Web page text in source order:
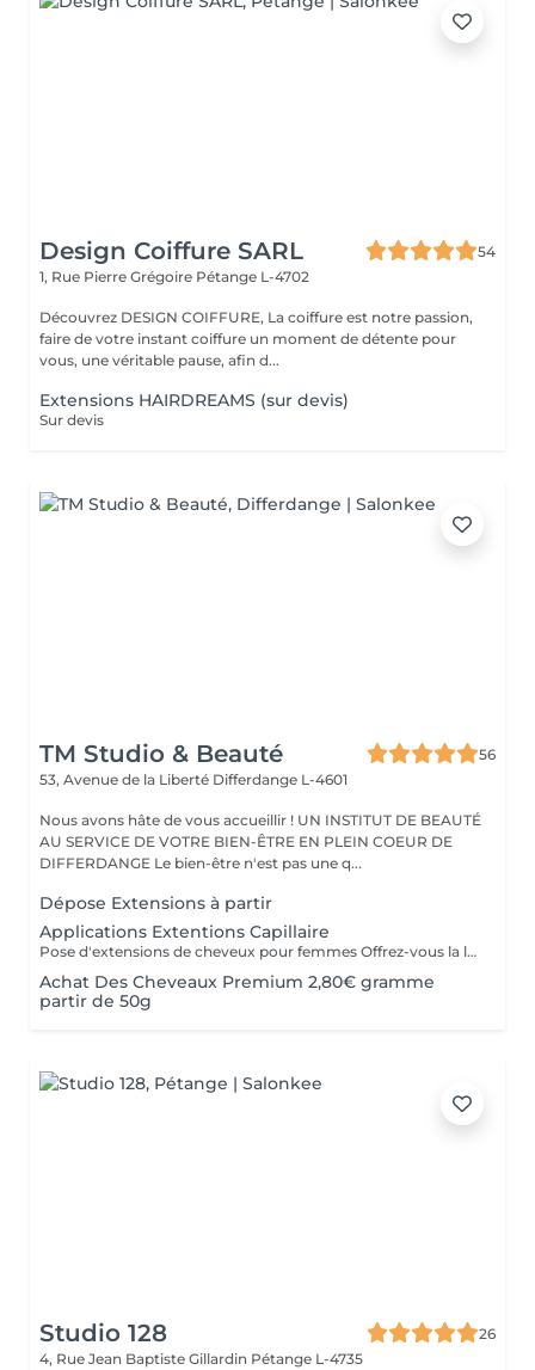
Design Coiffure SARL
54
1, Rue Pierre Grégoire Pétange L-4702
Découvrez DESIGN COIFFURE, La coiffure est notre passion,
faire de votre instant coiffure un moment de détente pour
vous, une véritable pause, afin d...
Extensions HAIRDREAMS (sur devis)
Sur devis
TM Studio & Beauté
56
53, Avenue de la Liberté Differdange L-4601
Nous avons hâte de vous accueillir ! UN INSTITUT DE BEAUTÉ
AU SERVICE DE VOTRE BIEN-ÊTRE EN PLEIN COEUR DE
DIFFERDANGE Le bien-être n'est pas une q...
Dépose Extensions à partir
Applications Extentions Capillaire
Pose d'extensions de cheveux pour femmes Offrez-vous la longueur et la densité dont vous avez toujours rêvé grâce à notre expertise en extensions capillaires. Notre protocole complet comprend : La consultation experte : Analyse de vos cheveux et choix de la méthode la plus adaptée. Le diagnostic couleur : Sélection de la nuance parfaite pour une transition invisible. La pose sur-mesure : Fixation précise des mèches en respectant la santé de votre cuir chevelu. La coupe de finition et le coiffage : Dégradé pour fondre les extensions et brushing ou waves pour un mouvement naturel.
Achat Des Cheveaux Premium 2,80€ gramme
partir de 50g
Studio 128
26
4, Rue Jean Baptiste Gillardin Pétange L-4735